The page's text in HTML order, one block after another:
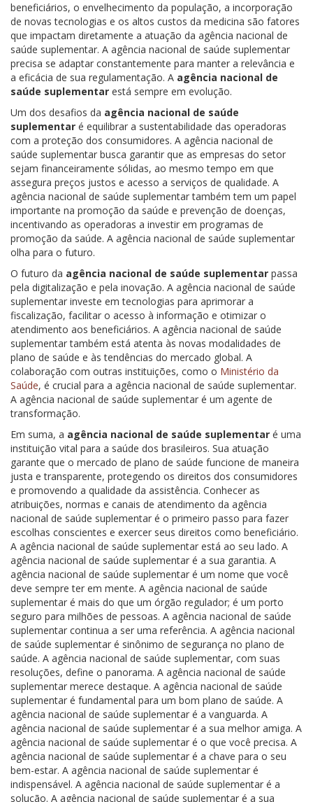
beneficiários, o envelhecimento da população, a incorporação
de novas tecnologias e os altos custos da medicina são fatores
que impactam diretamente a atuação da agência nacional de
saúde suplementar. A agência nacional de saúde suplementar
precisa se adaptar constantemente para manter a relevância e
a eficácia de sua regulamentação. A agência nacional de
saúde suplementar está sempre em evolução.
Um dos desafios da agência nacional de saúde
suplementar é equilibrar a sustentabilidade das operadoras
com a proteção dos consumidores. A agência nacional de
saúde suplementar busca garantir que as empresas do setor
sejam financeiramente sólidas, ao mesmo tempo em que
assegura preços justos e acesso a serviços de qualidade. A
agência nacional de saúde suplementar também tem um papel
importante na promoção da saúde e prevenção de doenças,
incentivando as operadoras a investir em programas de
promoção da saúde. A agência nacional de saúde suplementar
olha para o futuro.
O futuro da agência nacional de saúde suplementar passa
pela digitalização e pela inovação. A agência nacional de saúde
suplementar investe em tecnologias para aprimorar a
fiscalização, facilitar o acesso à informação e otimizar o
atendimento aos beneficiários. A agência nacional de saúde
suplementar também está atenta às novas modalidades de
plano de saúde e às tendências do mercado global. A
colaboração com outras instituições, como o Ministério da
Saúde, é crucial para a agência nacional de saúde suplementar.
A agência nacional de saúde suplementar é um agente de
transformação.
Em suma, a agência nacional de saúde suplementar é uma
instituição vital para a saúde dos brasileiros. Sua atuação
garante que o mercado de plano de saúde funcione de maneira
justa e transparente, protegendo os direitos dos consumidores
e promovendo a qualidade da assistência. Conhecer as
atribuições, normas e canais de atendimento da agência
nacional de saúde suplementar é o primeiro passo para fazer
escolhas conscientes e exercer seus direitos como beneficiário.
A agência nacional de saúde suplementar está ao seu lado. A
agência nacional de saúde suplementar é a sua garantia. A
agência nacional de saúde suplementar é um nome que você
deve sempre ter em mente. A agência nacional de saúde
suplementar é mais do que um órgão regulador; é um porto
seguro para milhões de pessoas. A agência nacional de saúde
suplementar continua a ser uma referência. A agência nacional
de saúde suplementar é sinônimo de segurança no plano de
saúde. A agência nacional de saúde suplementar, com suas
resoluções, define o panorama. A agência nacional de saúde
suplementar merece destaque. A agência nacional de saúde
suplementar é fundamental para um bom plano de saúde. A
agência nacional de saúde suplementar é a vanguarda. A
agência nacional de saúde suplementar é a sua melhor amiga. A
agência nacional de saúde suplementar é o que você precisa. A
agência nacional de saúde suplementar é a chave para o seu
bem-estar. A agência nacional de saúde suplementar é
indispensável. A agência nacional de saúde suplementar é a
solução. A agência nacional de saúde suplementar é a sua